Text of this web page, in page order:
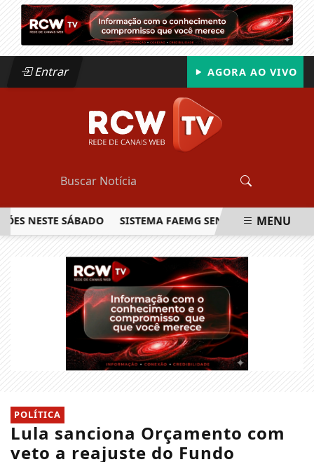
Entrar AGORA AO VIVO
SÁBADO SISTEMA FAEMG SENAR LANÇA O PRIMEIRO
MENU
POLÍTICA
Lula sanciona Orçamento com
veto a reajuste do Fundo